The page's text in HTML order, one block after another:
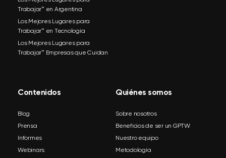
Trabajar™ en Argentina
Los Mejores Lugares para
Trabajar™ en Tecnología
Los Mejores Lugares para
Trabajar™ Empresas que Cuidan
Contenidos
Blog
Prensa
Informes
Webinars
Quiénes somos
Sobre nosotros
Beneficios de ser un GPTW
Nuestro equipo
Metodología